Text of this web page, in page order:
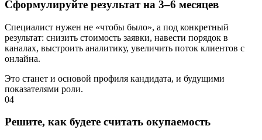
Сформулируйте результат на 3–6 месяцев
Специалист нужен не «чтобы было», а под конкретный
результат: снизить стоимость заявки, навести порядок в
каналах, выстроить аналитику, увеличить поток клиентов с
онлайна.
Это станет и основой профиля кандидата, и будущими
показателями роли.
04
Решите, как будете считать окупаемость